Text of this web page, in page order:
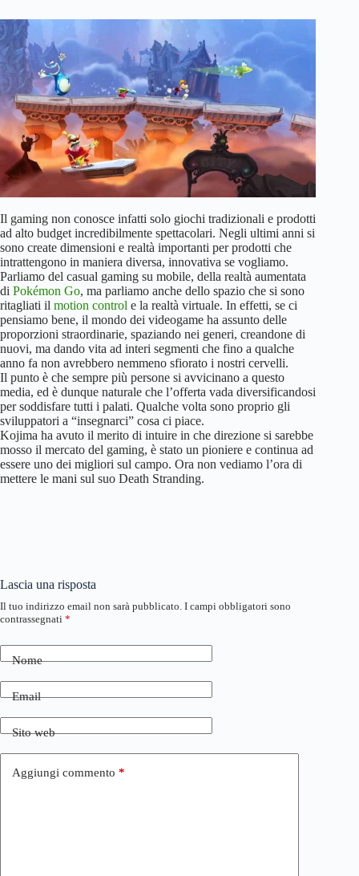
Il gaming non conosce infatti solo giochi tradizionali e prodotti
ad alto budget incredibilmente spettacolari. Negli ultimi anni si
sono create dimensioni e realtà importanti per prodotti che
intrattengono in maniera diversa, innovativa se vogliamo.
Parliamo del casual gaming su mobile, della realtà aumentata
di Pokémon Go, ma parliamo anche dello spazio che si sono
ritagliati il motion control e la realtà virtuale. In effetti, se ci
pensiamo bene, il mondo dei videogame ha assunto delle
proporzioni straordinarie, spaziando nei generi, creandone di
nuovi, ma dando vita ad interi segmenti che fino a qualche
anno fa non avrebbero nemmeno sfiorato i nostri cervelli.
Il punto è che sempre più persone si avvicinano a questo
media, ed è dunque naturale che l’offerta vada diversificandosi
per soddisfare tutti i palati. Qualche volta sono proprio gli
sviluppatori a “insegnarci” cosa ci piace.
Kojima ha avuto il merito di intuire in che direzione si sarebbe
mosso il mercato del gaming, è stato un pioniere e continua ad
essere uno dei migliori sul campo. Ora non vediamo l’ora di
mettere le mani sul suo Death Stranding.
Lascia una risposta
Il tuo indirizzo email non sarà pubblicato. I campi obbligatori sono
contrassegnati *
Nome
Email
Sito web
Aggiungi commento *